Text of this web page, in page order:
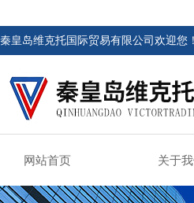
秦皇岛维克托国际贸易有限公司欢迎您！
网站首页 关于